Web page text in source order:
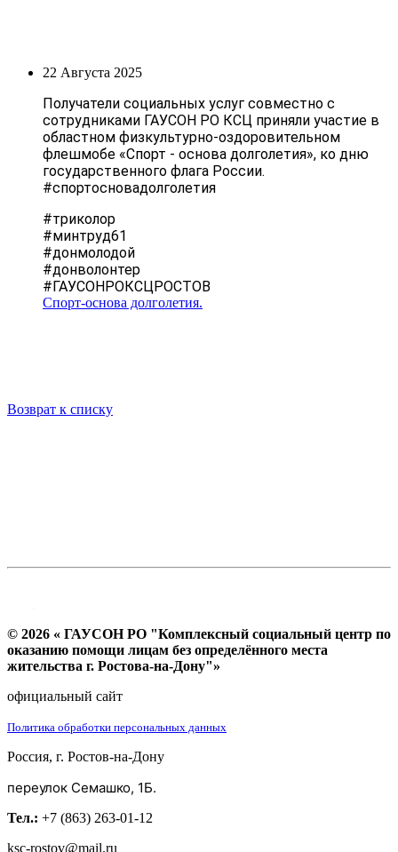
22 Августа 2025
Получатели социальных услуг совместно с
сотрудниками ГАУСОН РО КСЦ приняли участие в
областном физкультурно-оздоровительном
флешмобе «Спорт - основа долголетия», ко дню
государственного флага России.
#спортосновадолголетия
#триколор
#минтруд61
#донмолодой
#донволонтер
#ГАУСОНРОКСЦРОСТОВ
Спорт-основа долголетия.
Возврат к списку
© 2026 « ГАУСОН РО "Комплексный социальный центр по
оказанию помощи лицам без определённого места
жительства г. Ростова-на-Дону"»
официальный сайт
Политика обработки персональных данных
Россия, г. Ростов-на-Дону
переулок Семашко, 1Б.
Тел.: +7 (863) 263-01-12
ksc-rostov@mail.ru